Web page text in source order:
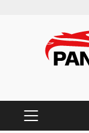
PRIMARY